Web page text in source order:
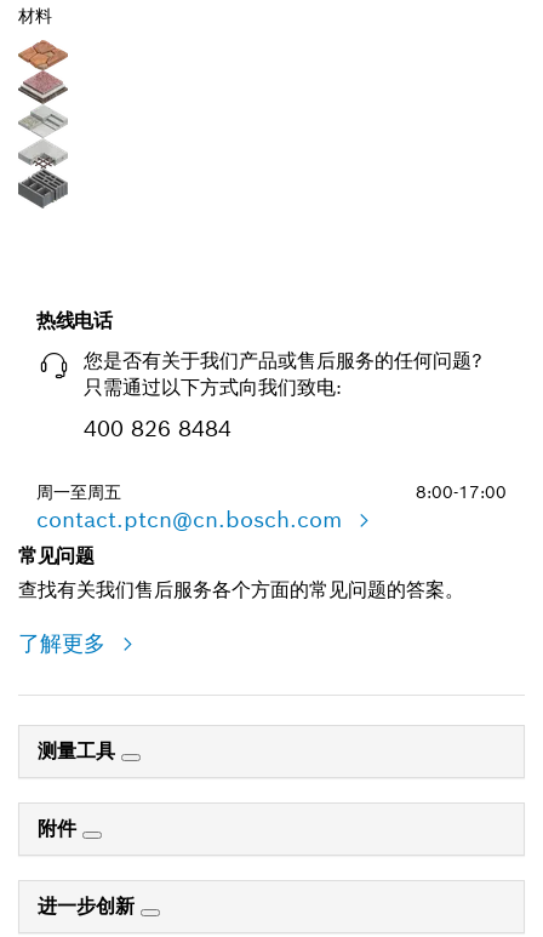
材料
热线电话
您是否有关于我们产品或售后服务的任何问题?
只需通过以下方式向我们致电:
400 826 8484
周一至周五 8:00-17:00
contact.ptcn@cn.bosch.com
常见问题
查找有关我们售后服务各个方面的常见问题的答案。
了解更多
测量工具
附件
进一步创新